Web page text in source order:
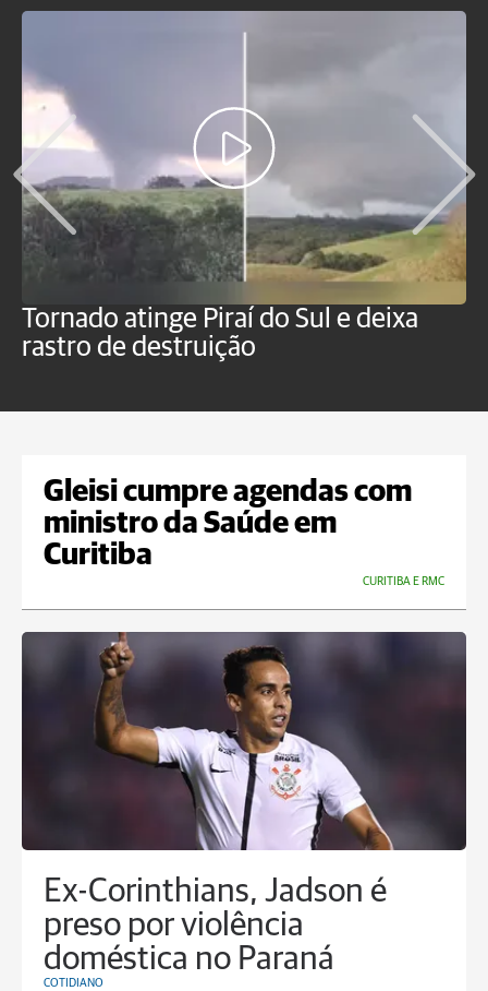
Tornado atinge Piraí do Sul e deixa
rastro de destruição
Gleisi cumpre agendas com
ministro da Saúde em
Curitiba
CURITIBA E RMC
Ex-Corinthians, Jadson é
preso por violência
doméstica no Paraná
COTIDIANO